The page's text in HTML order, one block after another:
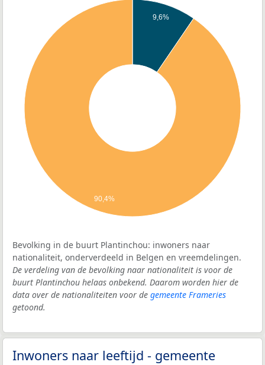
9,6%
90,4%
Bevolking in de buurt Plantinchou: inwoners naar
nationaliteit, onderverdeeld in Belgen en vreemdelingen.
De verdeling van de bevolking naar nationaliteit is voor de
buurt Plantinchou helaas onbekend. Daarom worden hier de
data over de nationaliteiten voor de gemeente Frameries
getoond.
Inwoners naar leeftijd - gemeente